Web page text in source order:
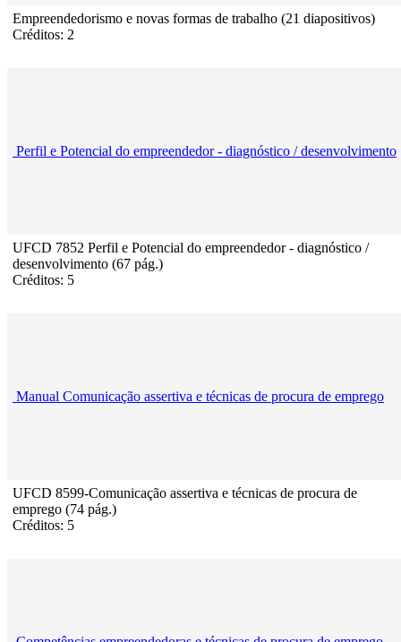
Empreendedorismo e novas formas de trabalho (21 diapositivos)
Créditos: 2
Perfil e Potencial do empreendedor - diagnóstico / desenvolvimento
UFCD 7852 Perfil e Potencial do empreendedor - diagnóstico /
desenvolvimento (67 pág.)
Créditos: 5
Manual Comunicação assertiva e técnicas de procura de emprego
UFCD 8599-Comunicação assertiva e técnicas de procura de
emprego (74 pág.)
Créditos: 5